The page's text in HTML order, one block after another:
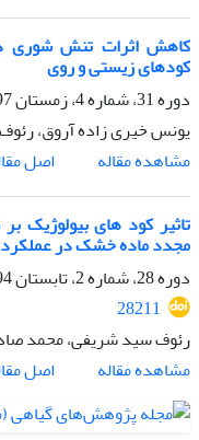
کودهای زیستی و روی
دوره 31، شماره 4، زمستان 1397، صفحه
یونس خیری زاده آروق،
مشاهده مقاله
اصل
تاثیر کود های
مجدد ماده خشک در
دوره 28، شماره 2، تابستان 1394، صفحه
28211
رئوف سید شریفی، محمد
مشاهده مقاله
اصل